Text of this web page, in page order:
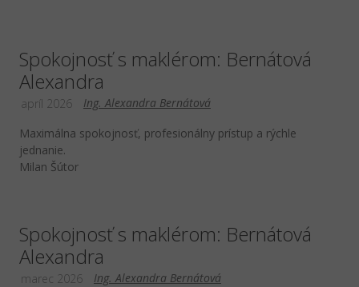
Spokojnosť s maklérom: Bernátová
Alexandra
Ing. Alexandra Bernátová
apríl 2026
Maximálna spokojnosť, profesionálny prístup a rýchle
jednanie.
Milan Šútor
Spokojnosť s maklérom: Bernátová
Alexandra
Ing. Alexandra Bernátová
marec 2026